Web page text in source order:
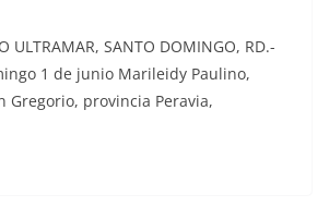
ULTRAMAR, SANTO DOMINGO, RD.-
1 de junio Marileidy Paulino,
Gregorio, provincia Peravia,